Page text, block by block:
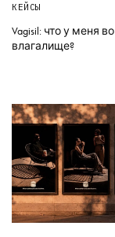
КЕЙСЫ
Vagisil: что у меня во
влагалище?